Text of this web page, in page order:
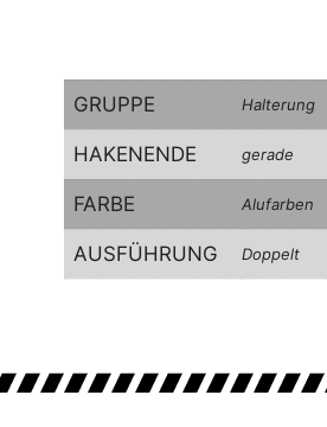
GRUPPE Halterung
HAKENENDE gerade
FARBE Alufarben
AUSFÜHRUNG Doppelt